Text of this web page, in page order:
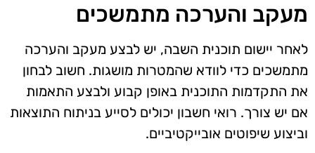
מעקב והערכה מתמשכים
לאחר יישום תוכנית השבה, יש לבצע מעקב והערכה
מתמשכים כדי לוודא שהמטרות מושגות. חשוב לבחון
את התקדמות התוכנית באופן קבוע ולבצע התאמות
אם יש צורך. רואי חשבון יכולים לסייע בניתוח התוצאות
וביצוע שיפוטים אובייקטיביים.